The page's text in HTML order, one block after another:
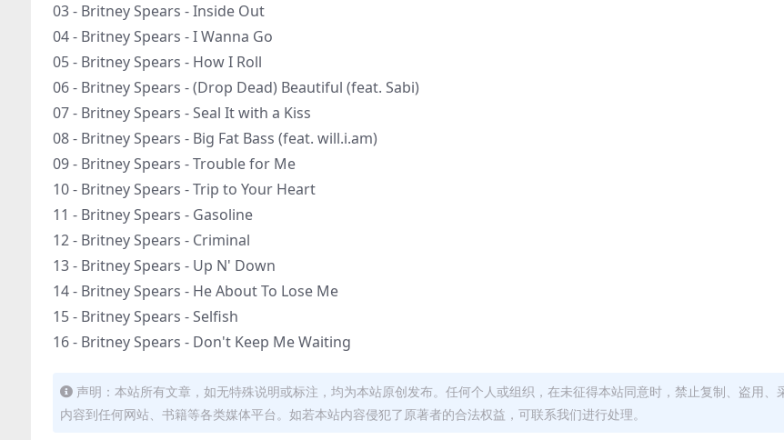
03 - Britney Spears - Inside Out
04 - Britney Spears - I Wanna Go
05 - Britney Spears - How I Roll
06 - Britney Spears - (Drop Dead) Beautiful (feat. Sabi)
07 - Britney Spears - Seal It with a Kiss
08 - Britney Spears - Big Fat Bass (feat. will.i.am)
09 - Britney Spears - Trouble for Me
10 - Britney Spears - Trip to Your Heart
11 - Britney Spears - Gasoline
12 - Britney Spears - Criminal
13 - Britney Spears - Up N' Down
14 - Britney Spears - He About To Lose Me
15 - Britney Spears - Selfish
16 - Britney Spears - Don't Keep Me Waiting
声明：本站所有文章，如无特殊说明或标注，均为本站原创发布。任何个人或组织，在未征得本站同意时，禁止复制、盗用、
内容到任何网站、书籍等各类媒体平台。如若本站内容侵犯了原著者的合法权益，可联系我们进行处理。